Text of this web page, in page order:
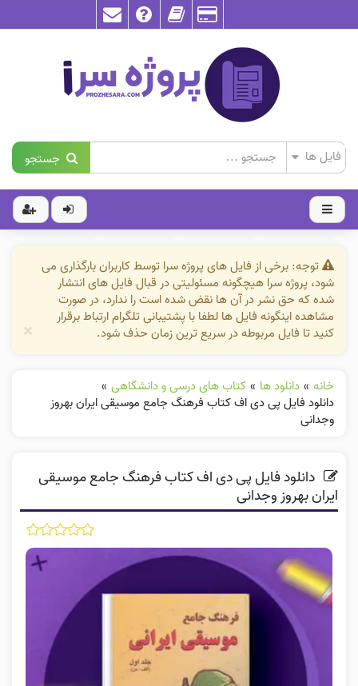
جستجو
توجه: برخی از فایل های پروژه سرا توسط کاربران بارگذاری می
شود، پروژه سرا هیچگونه مسئولیتی در قبال فایل های انتشار
شده که حق نشر در آن ها نقض شده است را ندارد، در صورت
مشاهده اینگونه فایل ها لطفا با پشتیبانی تلگرام ارتباط برقرار
کنید تا فایل مربوطه در سریع ترین زمان حذف شود.
×
خانه » دانلود ها » کتاب های درسی و دانشگاهی »
دانلود فایل پی دی اف کتاب فرهنگ جامع موسیقی ایران بهروز
وجدانی
دانلود فایل پی دی اف کتاب فرهنگ جامع موسیقی
ایران بهروز وجدانی